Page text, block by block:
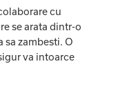
cu
se arata dintr-o
sa zambesti. O
va intoarce